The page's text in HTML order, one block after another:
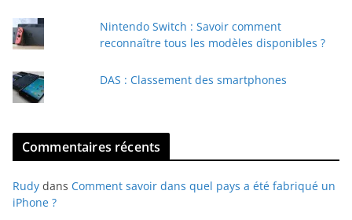
Nintendo Switch : Savoir comment
reconnaître tous les modèles disponibles ?
DAS : Classement des smartphones
Commentaires récents
Rudy dans Comment savoir dans quel pays a été fabriqué un
iPhone ?